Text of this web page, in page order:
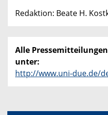
Redaktion: Beate H.
Alle
unter:
http://www.uni-due.de/